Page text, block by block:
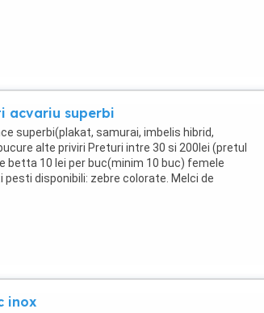
acvariu superbi
superbi(plakat, samurai, imbelis hibrid,
alte priviri Preturi intre 30 si 200lei (pretul
betta 10 lei per buc(minim 10 buc) femele
pesti disponibili: zebre colorate. Melci de
inox